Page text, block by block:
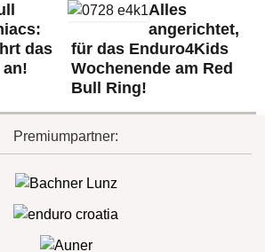
das
an!
Alles
angerichtet,
für das Enduro4Kids
Wochenende am Red
Bull Ring!
Premiumpartner: